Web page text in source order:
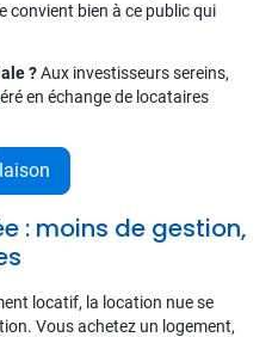
convient bien à ce public qui
?Aux investisseurs sereins,
en échange de locataires
: moins de gestion,
locatif, la location nue se
Vous achetez un logement,